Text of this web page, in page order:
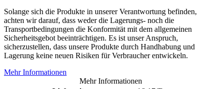
Solange sich die Produkte in unserer Verantwortung befinden,
achten wir darauf, dass weder die Lagerungs- noch die
Transportbedingungen die Konformität mit dem allgemeinen
Sicherheitsgebot beeinträchtigen. Es ist unser Anspruch,
sicherzustellen, dass unsere Produkte durch Handhabung und
Lagerung keine neuen Risiken für Verbraucher entwickeln.
Mehr Informationen
Mehr Informationen